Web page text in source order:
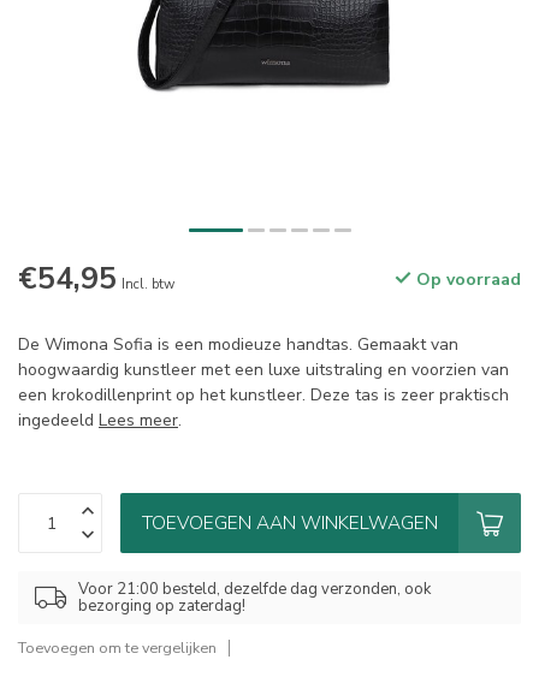
€54,95 Incl. btw Op voorraad
De Wimona Sofia is een modieuze handtas. Gemaakt van
hoogwaardig kunstleer met een luxe uitstraling en voorzien van
een krokodillenprint op het kunstleer. Deze tas is zeer praktisch
ingedeeld Lees meer.
TOEVOEGEN AAN WINKELWAGEN
Voor 21:00 besteld, dezelfde dag verzonden, ook
bezorging op zaterdag!
Toevoegen om te vergelijken